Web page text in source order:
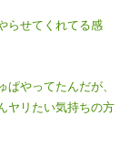
らせてくれてる感
やってたんだが、
ヤリたい気持ちの方